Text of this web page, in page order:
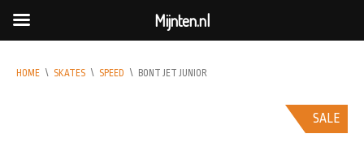
HOME \ SKATES \ SPEED \ BONT JET JUNIOR
SALE
Mijnten.nl